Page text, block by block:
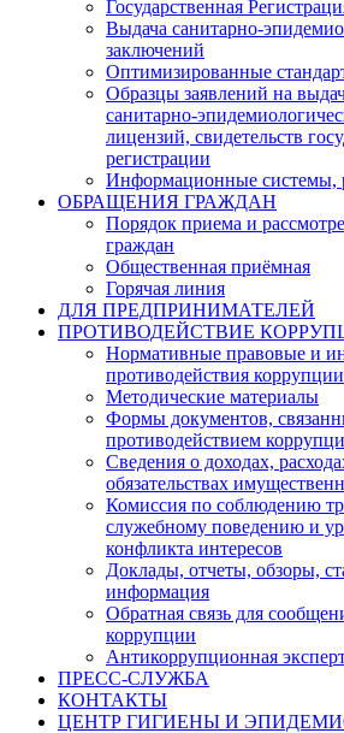
Государственная
Выдача санитарно-
заключений
Оптимизированные
Образцы заявлений на
санитарно-
лицензий, свидетельств
регистрации
Информационные системы,
ОБРАЩЕНИЯ ГРАЖДАН
Порядок приема и
граждан
Общественная приёмная
Горячая линия
ДЛЯ ПРЕДПРИНИМАТЕЛЕЙ
ПРОТИВОДЕЙСТВИЕ
Нормативные правовые и
противодействия коррупции
Методические материалы
Формы документов,
противодействием
Сведения о доходах,
обязательствах
Комиссия по соблюдению
служебному поведению и
конфликта интересов
Доклады, отчеты, обзоры,
информация
Обратная связь для
коррупции
Антикоррупционная
ПРЕСС-СЛУЖБА
КОНТАКТЫ
ЦЕНТР ГИГИЕНЫ И